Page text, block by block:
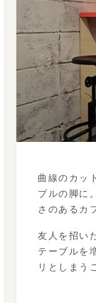
曲線のカッ
ブルの脚に
さのあるカ
友人を招い
テーブルを
リとしまう